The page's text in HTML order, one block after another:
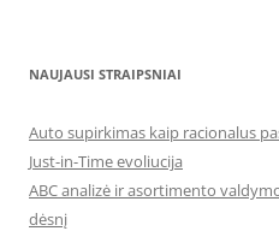
NAUJAUSI STRAIPSNIAI
Auto supirkimas kaip racionalus
Just-in-Time evoliucija
ABC analizė ir asortimento
dėsnį